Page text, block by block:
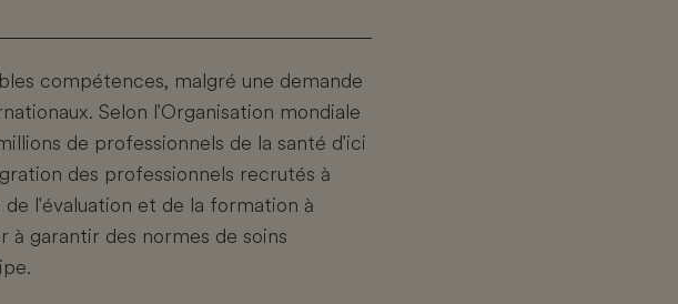
compétences, malgré une demande
Selon l'Organisation mondiale
de professionnels de la santé d'ici
des professionnels recrutés à
l'évaluation et de la formation à
garantir des normes de soins